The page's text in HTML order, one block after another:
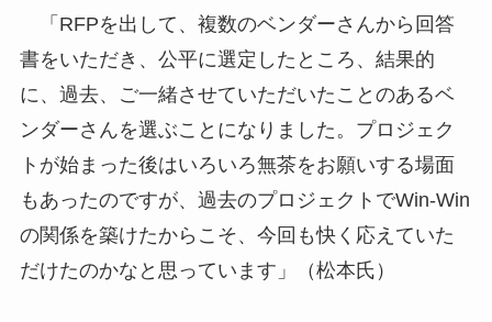
「RFPを出して、複数のベンダーさんから回答
書をいただき、公平に選定したところ、結果的
に、過去、ご一緒させていただいたことのあるベ
ンダーさんを選ぶことになりました。プロジェク
トが始まった後はいろいろ無茶をお願いする場面
もあったのですが、過去のプロジェクトでWin-Win
の関係を築けたからこそ、今回も快く応えていた
だけたのかなと思っています」（松本氏）